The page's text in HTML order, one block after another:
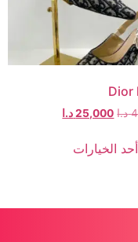
Dior
د.ا 25,000 د.ا
الخيارات